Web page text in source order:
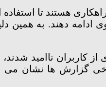
هستند تا
دهند. به همین
این فناوری در گلکسی اس 8 استفاده نکرد،
گزارش ها نشان می